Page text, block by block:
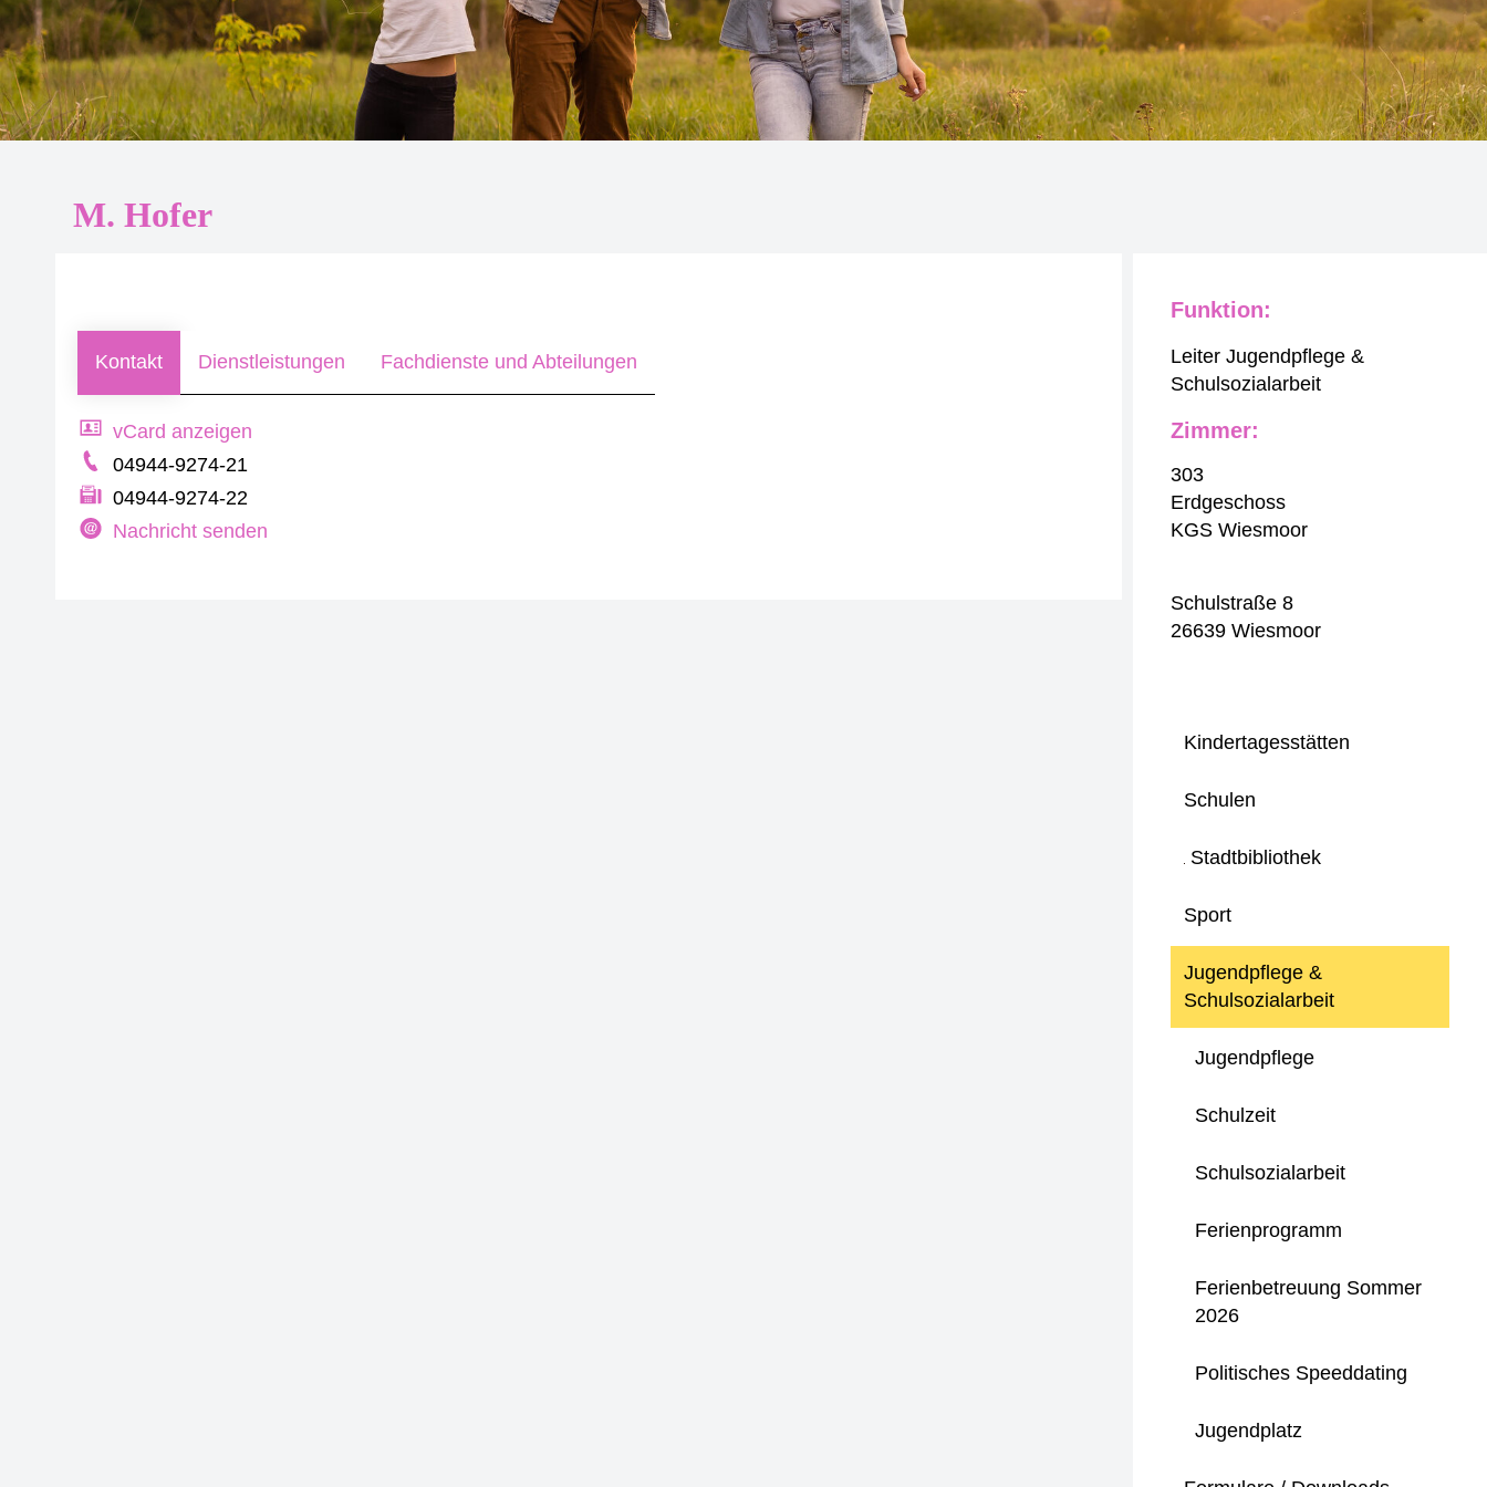
M. Hofer
Kontakt Dienstleistungen Fachdienste und Abteilungen
vCard anzeigen
04944-9274-21
04944-9274-22
Nachricht senden
Kindertagesstätten
Schulen
Stadtbibliothek
Sport
Jugendpflege &
Schulsozialarbeit
Jugendpflege
Schulzeit
Schulsozialarbeit
Ferienprogramm
Ferienbetreuung Sommer
2026
Politisches Speeddating
Jugendplatz
Funktion:
Leiter Jugendpflege &
Schulsozialarbeit
Zimmer:
303
Erdgeschoss
KGS Wiesmoor
Schulstraße 8
26639 Wiesmoor